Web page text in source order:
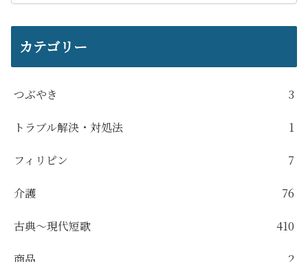
カテゴリー
つぶやき 3
トラブル解決・対処法 1
フィリピン 7
介護 76
古典～現代短歌 410